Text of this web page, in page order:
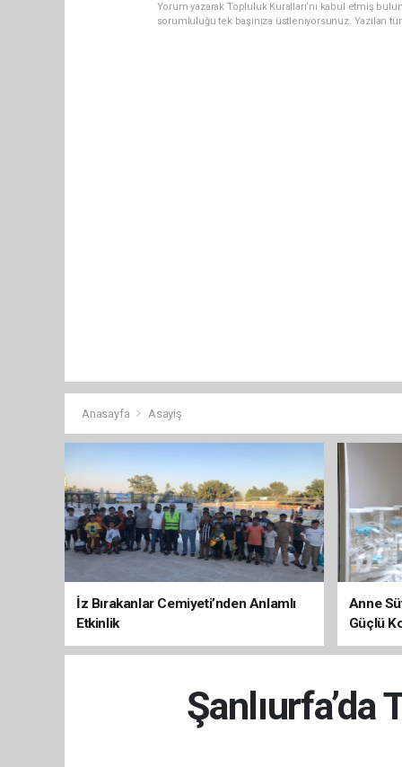
Yorum yazarak Topluluk Kuralları’nı kabul etmiş
sorumluluğu tek başınıza üstleniyorsunuz.
Anasayfa Asayiş
İz Bırakanlar Cemiyeti’nden Anlamlı
Etkinlik
Anne
Güçlü